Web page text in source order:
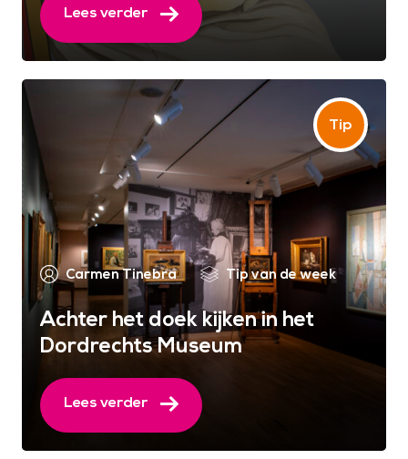
Lees verder
Carmen Tinebra Tip van de week
Achter het doek kijken in het
Dordrechts Museum
Lees verder